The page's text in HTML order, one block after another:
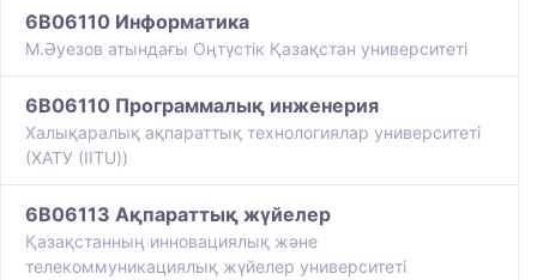
6B06110 Информатика
М.Әуезов атындағы Оңтүстік Қазақстан университеті
6B06110 Программалық инженерия
Халықаралық ақпараттық технологиялар университеті
(ХАТУ (IITU))
6B06113 Ақпараттық жүйелер
Қазақстанның инновациялық және
телекоммуникациялық жүйелер университеті